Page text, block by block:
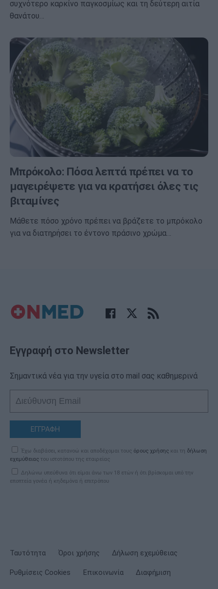
συχνότερο καρκίνο παγκοσμίως και τη δεύτερη αιτία
θανάτου…
Μπρόκολο: Πόσα λεπτά πρέπει να το
μαγειρέψετε για να κρατήσει όλες τις
βιταμίνες
Μάθετε πόσο χρόνο πρέπει να βράζετε το μπρόκολο
για να διατηρήσει το έντονο πράσινο χρώμα…
Εγγραφή στο Newsletter
Σημαντικά νέα για την υγεία στο mail σας καθημερινά
ΕΓΓΡΑΦΗ
Έχω διαβάσει, κατανοώ και αποδέχομαι τους όρους χρήσης και τη δήλωση
εχεμύθειας του ιστοτόπου της εταιρείας
Δηλώνω υπεύθυνα ότι είμαι άνω των 18 ετών ή ότι βρίσκομαι υπό την
εποπτεία γονέα ή κηδεμόνα ή επιτρόπου
Ταυτότητα Όροι χρήσης Δήλωση εχεμύθειας
Ρυθμίσεις Cookies Επικοινωνία Διαφήμιση